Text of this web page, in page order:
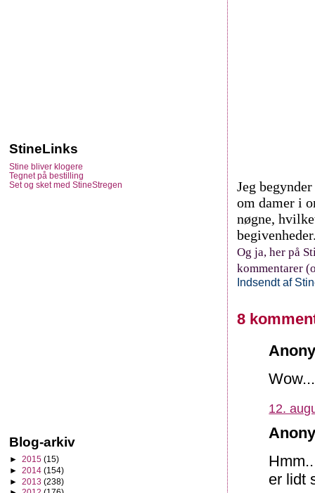
Jeg
om damer i
nøgne,
Og ja, her på
kommentarer
Indsendt af
8
12.
er lidt
StineLinks
Stine bliver klogere
Tegnet på bestilling
Set og sket med StineStregen
Blog-arkiv
► 2015 (15)
► 2014 (154)
► 2013 (238)